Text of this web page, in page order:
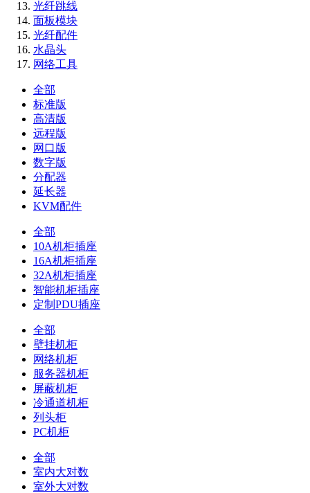
光纤跳线
面板模块
光纤配件
水晶头
网络工具
全部
标准版
高清版
远程版
网口版
数字版
分配器
延长器
KVM配件
全部
10A机柜插座
16A机柜插座
32A机柜插座
智能机柜插座
定制PDU插座
全部
壁挂机柜
网络机柜
服务器机柜
屏蔽机柜
冷通道机柜
列头柜
PC机柜
全部
室内大对数
室外大对数